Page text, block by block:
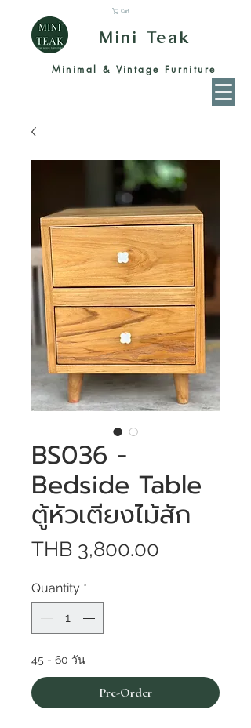
Mini Teak
Minimal & Vintage Furniture
Cart
BS036 -
Bedside Table
ตู้หัวเตียงไม้สัก
THB 3,800.00
Quantity *
45 - 60 วัน
Pre-Order